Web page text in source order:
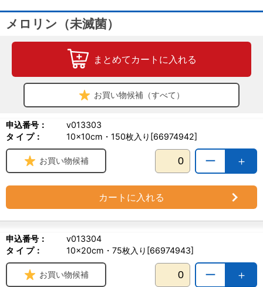
メロリン（未滅菌）
まとめてカートに入れる
お買い物候補（すべて）
申込番号：
v013303
タ イ プ：
10×10cm・150枚入り[66974942]
＋
ー
お買い物候補
カートに入れる
申込番号：
v013304
タ イ プ：
10×20cm・75枚入り[66974943]
＋
ー
お買い物候補